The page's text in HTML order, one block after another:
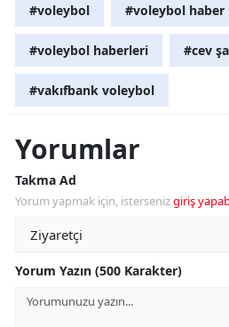
#voleybol #voleybol haber
#voleybol haberleri #cev
#vakıfbank voleybol
Yorumlar
Takma Ad
Yorum yapmak için, istersenizgiriş
Yorum Yazın (500 Karakter)